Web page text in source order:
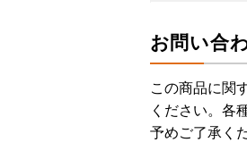
お問い合
この商品に関
ください。各
予めご了承く